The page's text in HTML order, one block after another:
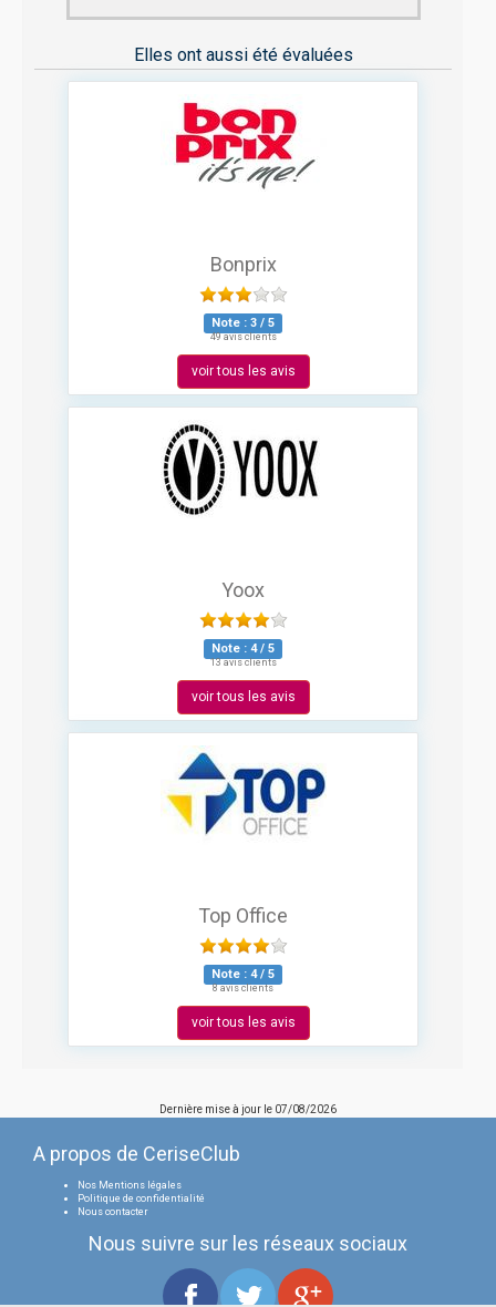
Elles ont aussi été évaluées
Bonprix
Note : 3 / 5
49 avis clients
voir tous les avis
Yoox
Note : 4/ 5
13 avis clients
voir tous les avis
Top Office
Note : 4/ 5
8 avis clients
voir tous les avis
Dernière mise à jour le 07/08/2026
A propos de CeriseClub
Nos Mentions légales
Politique de confidentialité
Nous contacter
Nous suivre sur les réseaux sociaux